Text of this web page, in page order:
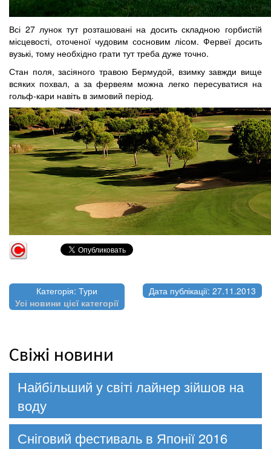
Всі 27 лунок тут розташовані на досить складною горбистій
місцевості, оточеної чудовим сосновим лісом. Фервеї досить
вузькі, тому необхідно грати тут треба дуже точно.
Стан поля, засіяного травою Бермудой, взимку завжди вище
всяких похвал, а за фервеям можна легко пересуватися на
гольф-кари навіть в зимовий період.
Категорія: Тури
Усі новини цієї категорії
Дата публікації: 27.11.2013
Свіжі новини
Найбільший у світі лайнер зійшов на
воду
Сніговий фестиваль в Японії 2016